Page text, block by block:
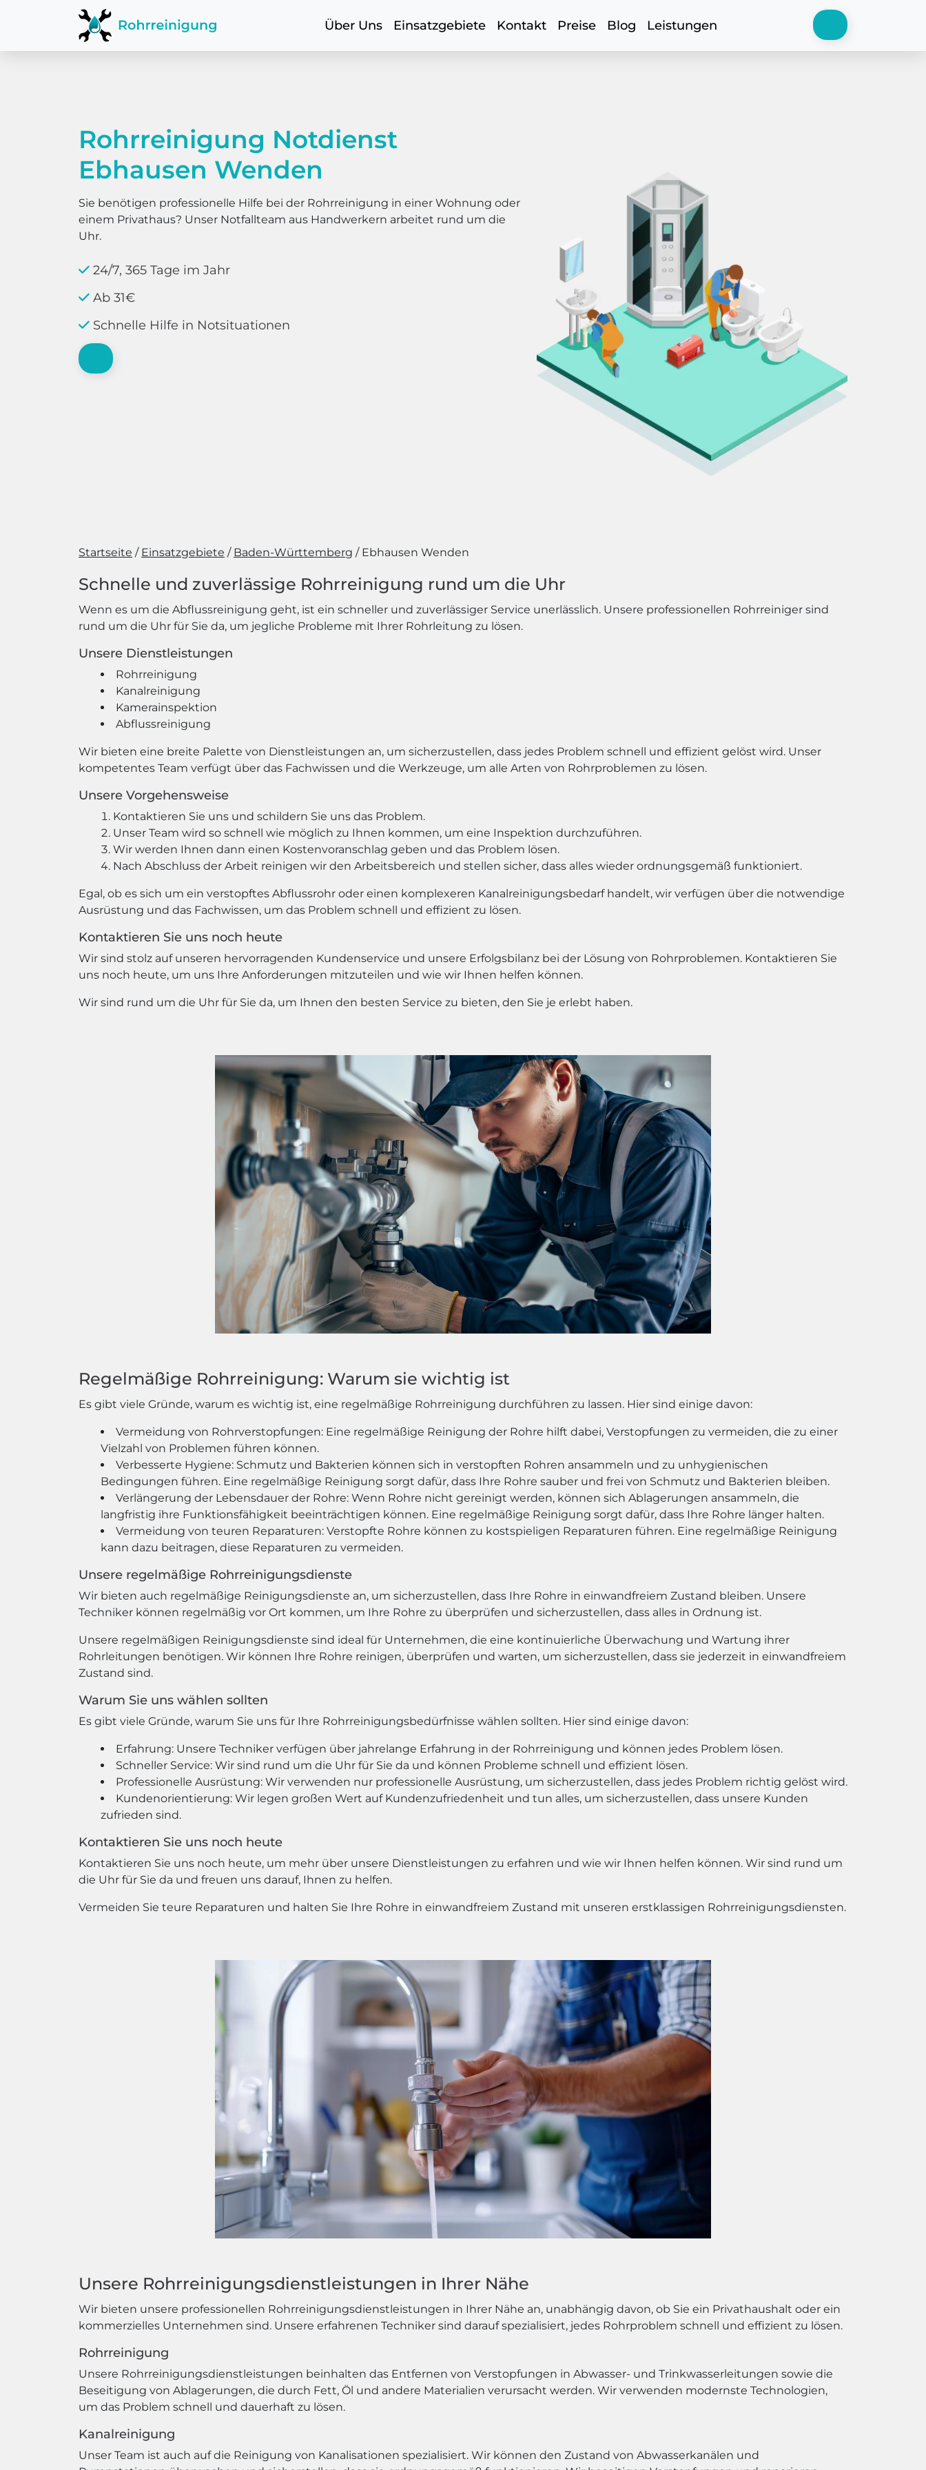
Über Uns Einsatzgebiete Kontakt Preise Blog Leistungen
Rohrreinigung Notdienst
Ebhausen Wenden
Sie benötigen professionelle Hilfe bei der Rohrreinigung in einer Wohnung oder
einem Privathaus? Unser Notfallteam aus Handwerkern arbeitet rund um die
Uhr.
24/7, 365 Tage im Jahr
Ab 31€
Schnelle Hilfe in Notsituationen
Startseite Einsatzgebiete Baden-Württemberg Ebhausen Wenden
Schnelle und zuverlässige Rohrreinigung rund um die Uhr
Wenn es um die Abflussreinigung geht, ist ein schneller und zuverlässiger Service unerlässlich. Unsere professionellen Rohrreiniger sind
rund um die Uhr für Sie da, um jegliche Probleme mit Ihrer Rohrleitung zu lösen.
Unsere Dienstleistungen
Rohrreinigung
Kanalreinigung
Kamerainspektion
Abflussreinigung
Wir bieten eine breite Palette von Dienstleistungen an, um sicherzustellen, dass jedes Problem schnell und effizient gelöst wird. Unser
kompetentes Team verfügt über das Fachwissen und die Werkzeuge, um alle Arten von Rohrproblemen zu lösen.
Unsere Vorgehensweise
Kontaktieren Sie uns und schildern Sie uns das Problem.
Unser Team wird so schnell wie möglich zu Ihnen kommen, um eine Inspektion durchzuführen.
Wir werden Ihnen dann einen Kostenvoranschlag geben und das Problem lösen.
Nach Abschluss der Arbeit reinigen wir den Arbeitsbereich und stellen sicher, dass alles wieder ordnungsgemäß funktioniert.
Egal, ob es sich um ein verstopftes Abflussrohr oder einen komplexeren Kanalreinigungsbedarf handelt, wir verfügen über die notwendige
Ausrüstung und das Fachwissen, um das Problem schnell und effizient zu lösen.
Kontaktieren Sie uns noch heute
Wir sind stolz auf unseren hervorragenden Kundenservice und unsere Erfolgsbilanz bei der Lösung von Rohrproblemen. Kontaktieren Sie
uns noch heute, um uns Ihre Anforderungen mitzuteilen und wie wir Ihnen helfen können.
Wir sind rund um die Uhr für Sie da, um Ihnen den besten Service zu bieten, den Sie je erlebt haben.
Regelmäßige Rohrreinigung: Warum sie wichtig ist
Es gibt viele Gründe, warum es wichtig ist, eine regelmäßige Rohrreinigung durchführen zu lassen. Hier sind einige davon:
Vermeidung von Rohrverstopfungen: Eine regelmäßige Reinigung der Rohre hilft dabei, Verstopfungen zu vermeiden, die zu einer
Vielzahl von Problemen führen können.
Verbesserte Hygiene: Schmutz und Bakterien können sich in verstopften Rohren ansammeln und zu unhygienischen
Bedingungen führen. Eine regelmäßige Reinigung sorgt dafür, dass Ihre Rohre sauber und frei von Schmutz und Bakterien bleiben.
Verlängerung der Lebensdauer der Rohre: Wenn Rohre nicht gereinigt werden, können sich Ablagerungen ansammeln, die
langfristig ihre Funktionsfähigkeit beeinträchtigen können. Eine regelmäßige Reinigung sorgt dafür, dass Ihre Rohre länger halten.
Vermeidung von teuren Reparaturen: Verstopfte Rohre können zu kostspieligen Reparaturen führen. Eine regelmäßige Reinigung
kann dazu beitragen, diese Reparaturen zu vermeiden.
Unsere regelmäßige Rohrreinigungsdienste
Wir bieten auch regelmäßige Reinigungsdienste an, um sicherzustellen, dass Ihre Rohre in einwandfreiem Zustand bleiben. Unsere
Techniker können regelmäßig vor Ort kommen, um Ihre Rohre zu überprüfen und sicherzustellen, dass alles in Ordnung ist.
Unsere regelmäßigen Reinigungsdienste sind ideal für Unternehmen, die eine kontinuierliche Überwachung und Wartung ihrer
Rohrleitungen benötigen. Wir können Ihre Rohre reinigen, überprüfen und warten, um sicherzustellen, dass sie jederzeit in einwandfreiem
Zustand sind.
Warum Sie uns wählen sollten
Es gibt viele Gründe, warum Sie uns für Ihre Rohrreinigungsbedürfnisse wählen sollten. Hier sind einige davon:
Erfahrung: Unsere Techniker verfügen über jahrelange Erfahrung in der Rohrreinigung und können jedes Problem lösen.
Schneller Service: Wir sind rund um die Uhr für Sie da und können Probleme schnell und effizient lösen.
Professionelle Ausrüstung: Wir verwenden nur professionelle Ausrüstung, um sicherzustellen, dass jedes Problem richtig gelöst wird.
Kundenorientierung: Wir legen großen Wert auf Kundenzufriedenheit und tun alles, um sicherzustellen, dass unsere Kunden
zufrieden sind.
Kontaktieren Sie uns noch heute
Kontaktieren Sie uns noch heute, um mehr über unsere Dienstleistungen zu erfahren und wie wir Ihnen helfen können. Wir sind rund um
die Uhr für Sie da und freuen uns darauf, Ihnen zu helfen.
Vermeiden Sie teure Reparaturen und halten Sie Ihre Rohre in einwandfreiem Zustand mit unseren erstklassigen Rohrreinigungsdiensten.
Unsere Rohrreinigungsdienstleistungen in Ihrer Nähe
Wir bieten unsere professionellen Rohrreinigungsdienstleistungen in Ihrer Nähe an, unabhängig davon, ob Sie ein Privathaushalt oder ein
kommerzielles Unternehmen sind. Unsere erfahrenen Techniker sind darauf spezialisiert, jedes Rohrproblem schnell und effizient zu lösen.
Rohrreinigung
Unsere Rohrreinigungsdienstleistungen beinhalten das Entfernen von Verstopfungen in Abwasser- und Trinkwasserleitungen sowie die
Beseitigung von Ablagerungen, die durch Fett, Öl und andere Materialien verursacht werden. Wir verwenden modernste Technologien,
um das Problem schnell und dauerhaft zu lösen.
Kanalreinigung
Unser Team ist auch auf die Reinigung von Kanalisationen spezialisiert. Wir können den Zustand von Abwasserkanälen und